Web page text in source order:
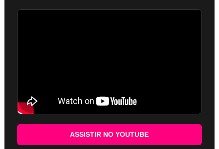
ASSISTIR NO YOUTUBE